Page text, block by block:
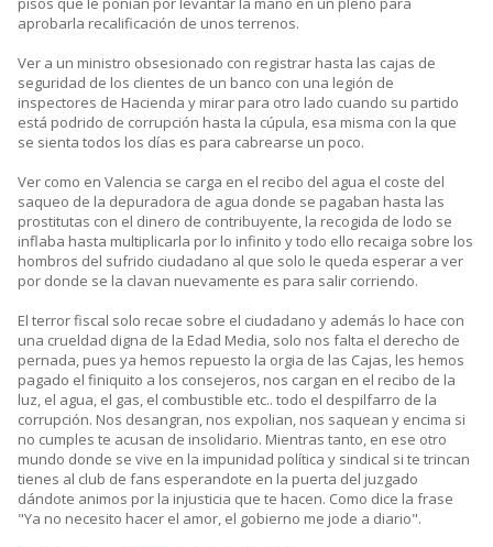
aprobarla recalificación de unos terrenos.
Ver a un ministro obsesionado con registrar hasta las cajas de
seguridad de los clientes de un banco con una legión de
inspectores de Hacienda y mirar para otro lado cuando su partido
está podrido de corrupción hasta la cúpula, esa misma con la que
se sienta todos los días es para cabrearse un poco.
Ver como en Valencia se carga en el recibo del agua el coste del
saqueo de la depuradora de agua donde se pagaban hasta las
prostitutas con el dinero de contribuyente, la recogida de lodo se
inflaba hasta multiplicarla por lo infinito y todo ello recaiga sobre los
hombros del sufrido ciudadano al que solo le queda esperar a ver
por donde se la clavan nuevamente es para salir corriendo.
El terror fiscal solo recae sobre el ciudadano y además lo hace con
una crueldad digna de la Edad Media, solo nos falta el derecho de
pernada, pues ya hemos repuesto la orgia de las Cajas, les hemos
pagado el finiquito a los consejeros, nos cargan en el recibo de la
luz, el agua, el gas, el combustible etc.. todo el despilfarro de la
corrupción. Nos desangran, nos expolian, nos saquean y encima si
no cumples te acusan de insolidario. Mientras tanto, en ese otro
mundo donde se vive en la impunidad política y sindical si te trincan
tienes al club de fans esperandote en la puerta del juzgado
dándote animos por la injusticia que te hacen. Como dice la frase
"Ya no necesito hacer el amor, el gobierno me jode a diario".